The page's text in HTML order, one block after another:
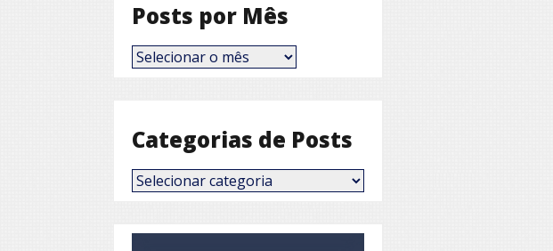
Posts por Mês
Posts
por
Categorias de Posts
Categorias
de